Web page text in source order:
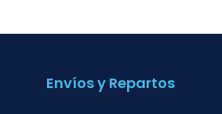
Envíos y Repartos